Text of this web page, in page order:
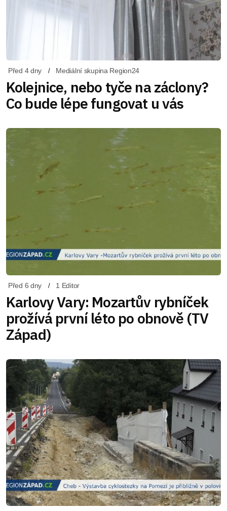
Před 4 dny Mediální skupina Region24
Kolejnice, nebo tyče na záclony?
Co bude lépe fungovat u vás
Před 6 dny 1 Editor
Karlovy Vary: Mozartův rybníček
prožívá první léto po obnově (TV
Západ)